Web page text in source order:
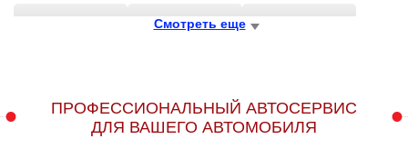
KIA
Смотреть еще
ПРОФЕССИОНАЛЬНЫЙ АВТОСЕРВИС
ДЛЯ ВАШЕГО АВТОМОБИЛЯ